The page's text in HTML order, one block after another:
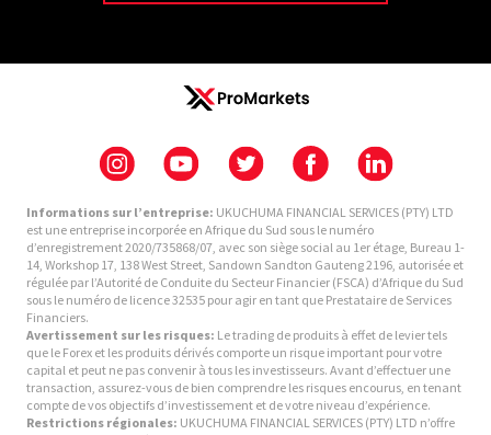
Informations sur l’entreprise: UKUCHUMA FINANCIAL SERVICES (PTY) LTD
est une entreprise incorporée en Afrique du Sud sous le numéro
d’enregistrement 2020/735868/07, avec son siège social au 1er étage, Bureau 1-
14, Workshop 17, 138 West Street, Sandown Sandton Gauteng 2196, autorisée et
régulée par l’Autorité de Conduite du Secteur Financier (FSCA) d’Afrique du Sud
sous le numéro de licence 32535 pour agir en tant que Prestataire de Services
Financiers.
Avertissement sur les risques: Le trading de produits à effet de levier tels
que le Forex et les produits dérivés comporte un risque important pour votre
capital et peut ne pas convenir à tous les investisseurs. Avant d’effectuer une
transaction, assurez-vous de bien comprendre les risques encourus, en tenant
compte de vos objectifs d’investissement et de votre niveau d’expérience.
Restrictions régionales: UKUCHUMA FINANCIAL SERVICES (PTY) LTD n’offre